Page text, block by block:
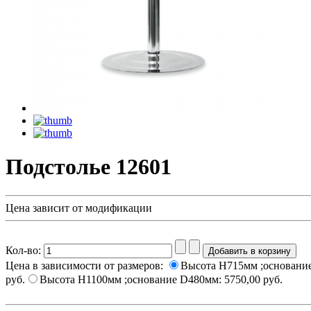
Подстолье 12601
Цена зависит от модификации
Кол-во:
Цена в зависимости от размеров:
Высота H715мм
руб.
Высота H1100мм ;основание D480мм: 5750,00 руб.